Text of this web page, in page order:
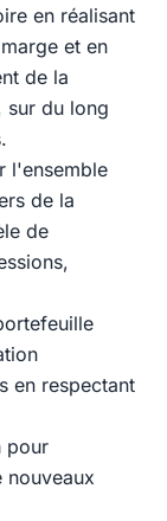
en réalisant
et en
de la
sur du long
l'ensemble
de la
de
en respectant
pour